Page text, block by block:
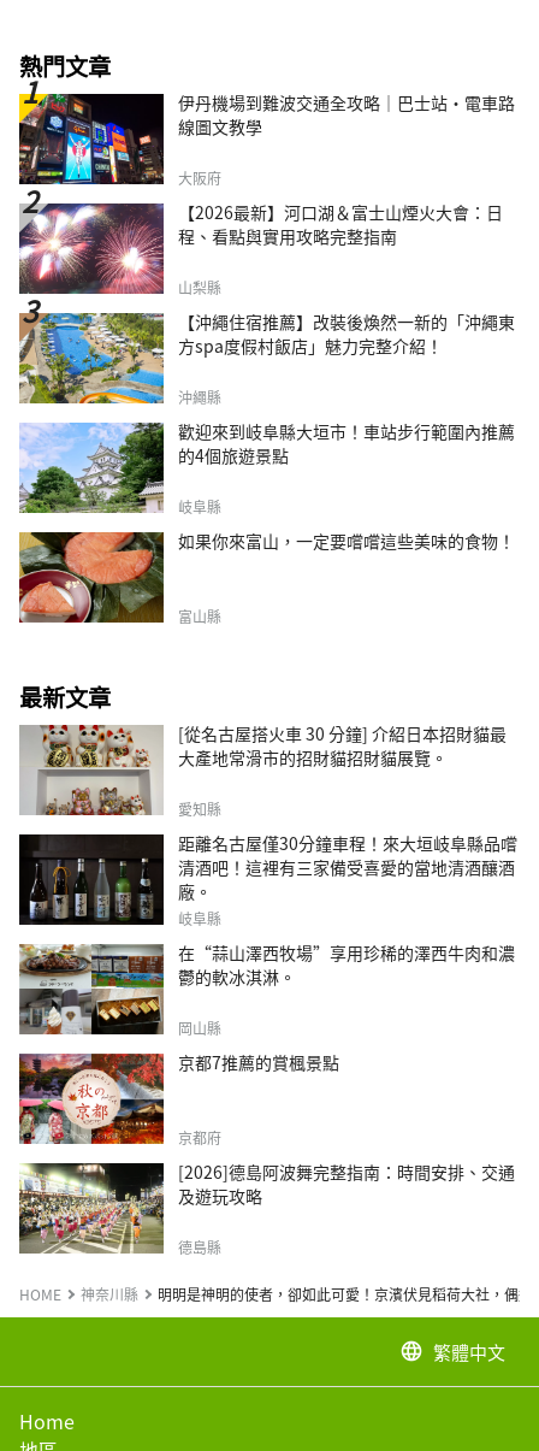
熱門文章
伊丹機場到難波交通全攻略｜巴士站・電車路
線圖文教學
大阪府
【2026最新】河口湖＆富士山煙火大會：日
程、看點與實用攻略完整指南
山梨縣
【沖繩住宿推薦】改裝後煥然一新的「沖繩東
方spa度假村飯店」魅力完整介紹！
沖繩縣
歡迎來到岐阜縣大垣市！車站步行範圍內推薦
的4個旅遊景點
岐阜縣
如果你來富山，一定要嚐嚐這些美味的食物！
富山縣
最新文章
[從名古屋搭火車 30 分鐘] 介紹日本招財貓最
大產地常滑市的招財貓招財貓展覽。
愛知縣
距離名古屋僅30分鐘車程！來大垣岐阜縣品嚐
清酒吧！這裡有三家備受喜愛的當地清酒釀酒
廠。
岐阜縣
在“蒜山澤西牧場”享用珍稀的澤西牛肉和濃
鬱的軟冰淇淋。
岡山縣
京都7推薦的賞楓景點
京都府
[2026]德島阿波舞完整指南：時間安排、交通
及遊玩攻略
德島縣
HOME 神奈川縣 明明是神明的使者，卻如此可愛！京濱伏見稻荷大社，偶遇
language 繁體中文
Home